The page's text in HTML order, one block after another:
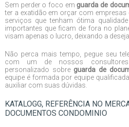
Sem perder o foco emguarda de
ter a exatidão em orçar com
serviços que tenham ótima
importantes que ficam de fora no
visam apenas o lucro, deixando a
Não perca mais tempo, pegue seu
com um de nossos
personalizado sobre guarda de
equipe é formada por equipe
auxiliar com suas dúvidas.
KATALOGG, REFERÊNCIA NO
DOCUMENTOS CONDOMINIO